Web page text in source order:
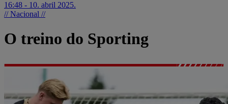
16:48 - 10. abril 2025.
// Nacional //
O treino do Sporting